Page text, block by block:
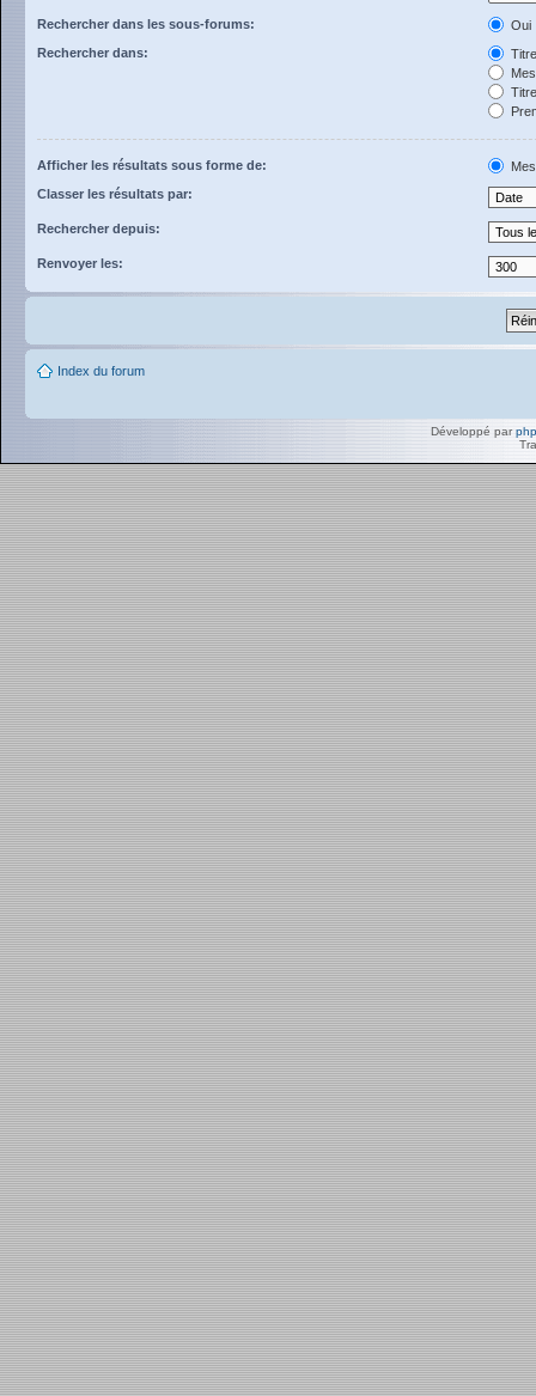
Rechercher dans les sous-forums:
Oui
Rechercher dans:
Afficher les résultats sous forme de:
Classer les résultats par:
Rechercher depuis:
Renvoyer les:
Index du forum
Développé par